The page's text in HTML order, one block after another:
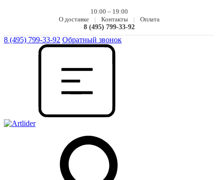
10:00 – 19:00
О доставке
| Контакты |
Оплата
8 (495) 799-33-92
8 (495) 799-33-92 Обратный звонок